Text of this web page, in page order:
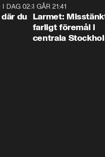
1:06
I DAG 02:30
du
I GÅR 21:41
Larmet:
farligt föremål i
centrala